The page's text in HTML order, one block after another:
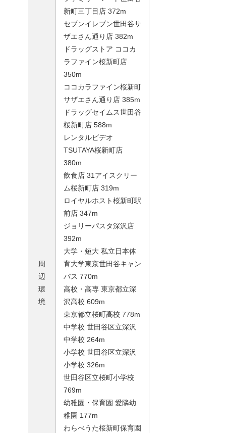
周
辺
環
境
新町三丁目店 372m
セブンイレブン世田谷サ
ザエさん通り店 382m
ドラッグストア ココカ
ラファイン桜新町店
350m
ココカラファイン桜新町
サザエさん通り店 385m
ドラッグセイムス世田谷
桜新町店 588m
レンタルビデオ
TSUTAYA桜新町店
380m
飲食店 31アイスクリー
ム桜新町店 319m
ロイヤルホスト桜新町駅
前店 347m
ジョリーパスタ深沢店
392m
大学・短大 私立日本体
育大学東京世田谷キャン
パス 770m
高校・高専 東京都立深
沢高校 609m
東京都立桜町高校 778m
中学校 世田谷区立深沢
中学校 264m
小学校 世田谷区立深沢
小学校 326m
世田谷区立桜町小学校
769m
幼稚園・保育園 愛隣幼
稚園 177m
わらべうた桜新町保育園